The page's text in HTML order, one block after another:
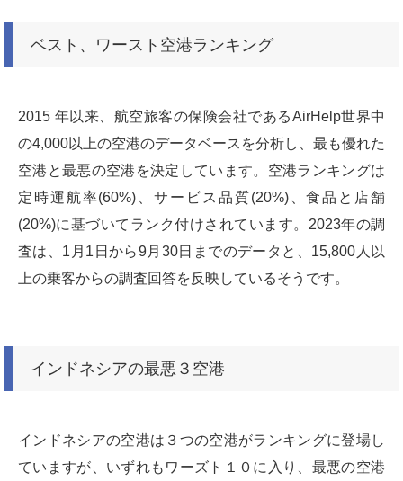
ベスト、ワースト空港ランキング
2015 年以来、航空旅客の保険会社であるAirHelp世界中
の4,000以上の空港のデータベースを分析し、最も優れた
空港と最悪の空港を決定しています。空港ランキングは
定時運航率(60%)、サービス品質(20%)、食品と店舗
(20%)に基づいてランク付けされています。2023年の調
査は、1月1日から9月30日までのデータと、15,800人以
上の乗客からの調査回答を反映しているそうです。
インドネシアの最悪３空港
インドネシアの空港は３つの空港がランキングに登場し
ていますが、いずれもワーズト１０に入り、最悪の空港